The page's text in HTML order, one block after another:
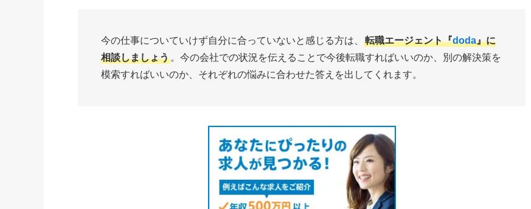
今の仕事についていけず自分に合っていないと感じる方は、転職エージェント『doda』に
相談しましょう。今の会社での状況を伝えることで今後転職すればいいのか、別の解決策を
模索すればいいのか、それぞれの悩みに合わせた答えを出してくれます。